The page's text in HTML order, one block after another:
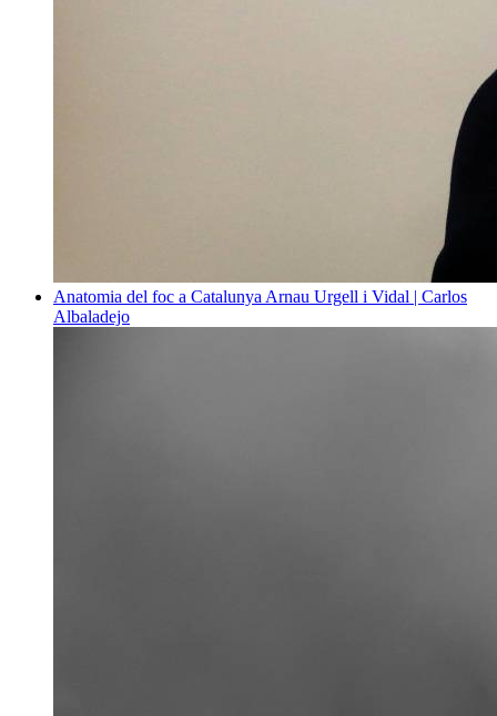
Anatomia del foc a Catalunya Arnau Urgell i Vidal | Carlos
Albaladejo